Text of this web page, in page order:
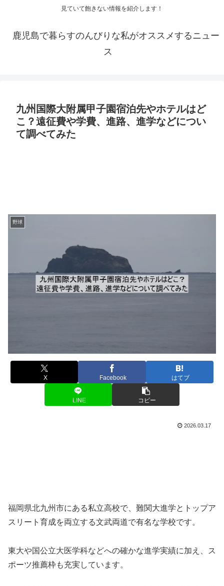
見ていて飽きない情報を紹介します！
鹿児島で暮らすのんびりな私がオススメするニュー
ス
九州国際大附属甲子園宿泊先やホテルはど
こ？遠征費や学費、進路、進学などについ
て調べてみた
野球
X Facebook はてブ
LINE コピー
2026.03.17
福岡県北九州市にある私立高校で、難関大進学とトップア
スリート育成を両立する文武両道で有名な学校です。
東大や国公立大医学科などへの確かな進学実績に加え、ス
ポーツ推薦枠も充実しています。